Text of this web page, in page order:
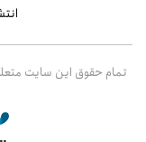
تمام حقوق این سایت